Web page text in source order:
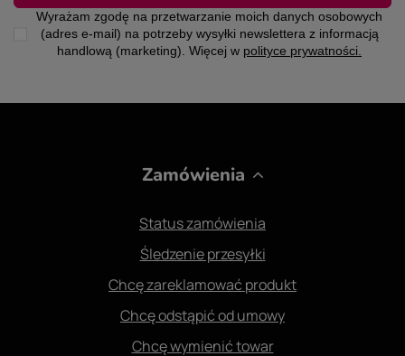
Wyrażam zgodę na przetwarzanie moich danych osobowych
(adres e-mail) na potrzeby wysyłki newslettera z informacją
handlową (marketing). Więcej w polityce prywatności.
Zamówienia
Status zamówienia
Śledzenie przesyłki
Chcę zareklamować produkt
Chcę odstąpić od umowy
Chcę wymienić towar